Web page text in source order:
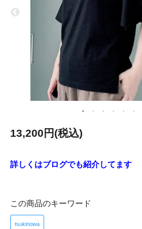
13,200円(税込)
詳しくはブログでも紹介してます
この商品のキーワード
tsukinowa